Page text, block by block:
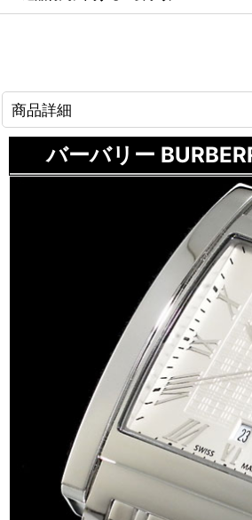
商品詳細
バーバリー